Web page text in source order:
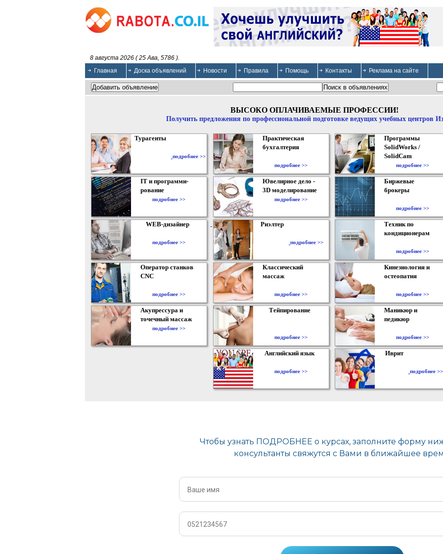
8 августа 2026 ( 25 Ава, 5786 ).
Главная
Доска объявлений Новости Правила Помощь Контакты Реклама на сайте
ВЫСОКО ОПЛАЧИВАЕМЫЕ ПРОФЕССИИ!
Получить предложения по профессиональной подготовке ведущих учебных центров
Турагенты
подробнее >>
Практическая
бухгалтерия
подробнее >>
Программы
SolidWorks /
SolidCam
подробнее >>
IT и программи-
рование
подробнее >>
Ювелирное дело -
3D моделирование
подробнее >>
Биржевые
брокеры
подробнее >>
WEB-дизайнер
подробнее >>
Риэлтер
подробнее >>
Техник по
кондиционерам
подробнее >>
Оператор станков
CNC
подробнее >>
Классический
массаж
подробнее >>
Кинезиология и
остеопатия
подробнее >>
Акупрессура и
точечный массаж
подробнее >>
Тейпирование
подробнее >>
Маникюр и
педикюр
подробнее >>
Английский язык
подробнее >>
Иврит
подробнее >>